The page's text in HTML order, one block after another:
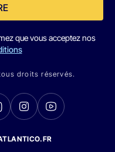
que vous acceptez nos
droits réservés.